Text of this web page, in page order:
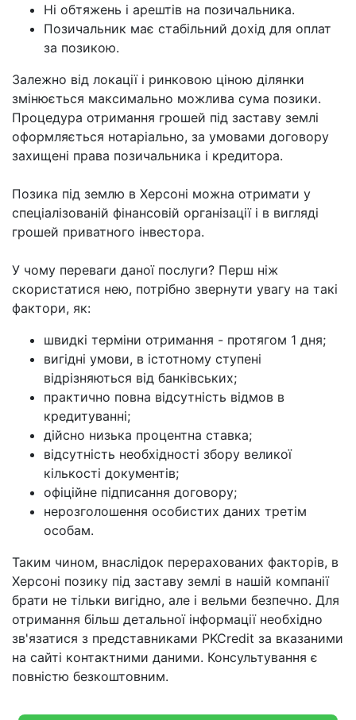
Ні обтяжень і арештів на позичальника.
Позичальник має стабільний дохід для оплат
за позикою.
Залежно від локації і ринковою ціною ділянки
змінюється максимально можлива сума позики.
Процедура отримання грошей під заставу землі
оформляється нотаріально, за умовами договору
захищені права позичальника і кредитора.
Позика під землю в Херсоні можна отримати у
спеціалізованій фінансовій організації і в вигляді
грошей приватного інвестора.
У чому переваги даної послуги? Перш ніж
скористатися нею, потрібно звернути увагу на такі
фактори, як:
швидкі терміни отримання - протягом 1 дня;
вигідні умови, в істотному ступені
відрізняються від банківських;
практично повна відсутність відмов в
кредитуванні;
дійсно низька процентна ставка;
відсутність необхідності збору великої
кількості документів;
офіційне підписання договору;
нерозголошення особистих даних третім
особам.
Таким чином, внаслідок перерахованих факторів, в
Херсоні позику під заставу землі в нашій компанії
брати не тільки вигідно, але і вельми безпечно. Для
отримання більш детальної інформації необхідно
зв'язатися з представниками PKCredit за вказаними
на сайті контактними даними. Консультування є
повністю безкоштовним.